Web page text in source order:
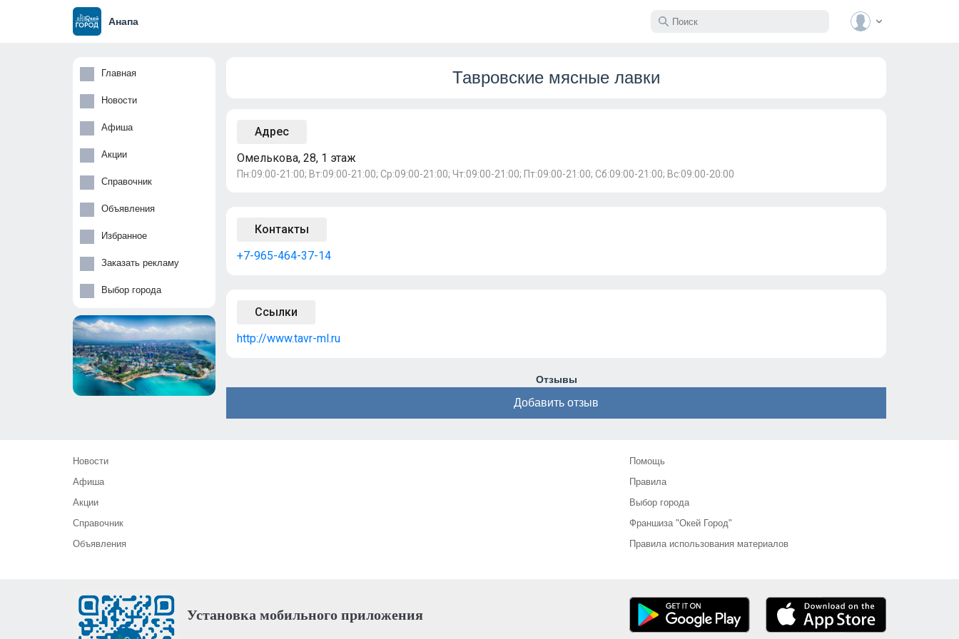
Анапа
Главная
Новости
Афиша
Акции
Справочник
Объявления
Избранное
Заказать рекламу
Выбор города
Тавровские мясные лавки
Адрес
Омелькова, 28, 1 этаж
Пн:09:00-21:00; Вт:09:00-21:00; Ср:09:00-21:00; Чт:09:00-21:00; Пт:09:00-21:00; Сб:09:00-21:00; Вс:09:00-20:00
Контакты
+7-965-464-37-14
Ссылки
http://www.tavr-ml.ru
Отзывы
Добавить отзыв
Новости
Афиша
Акции
Справочник
Объявления
Помощь
Правила
Выбор города
Франшиза "Окей Город"
Правила использования материалов
Установка мобильного приложения